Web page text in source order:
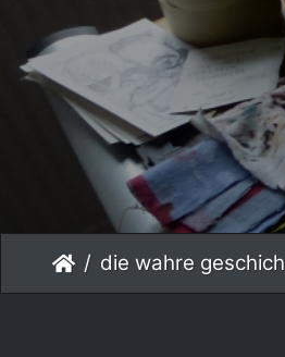
die wahre